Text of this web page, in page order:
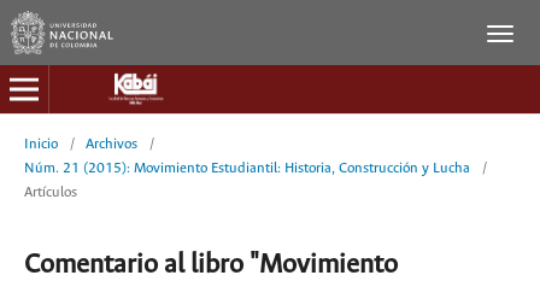
Inicio / Archivos
/
Núm. 21 (2015): Movimiento Estudiantil: Historia, Construcción y Lucha
/
Artículos
Comentario al libro "Movimiento